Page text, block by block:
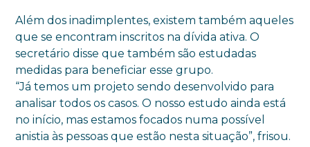
Além dos inadimplentes, existem também aqueles
que se encontram inscritos na dívida ativa. O
secretário disse que também são estudadas
medidas para beneficiar esse grupo.
“Já temos um projeto sendo desenvolvido para
analisar todos os casos. O nosso estudo ainda está
no início, mas estamos focados numa possível
anistia às pessoas que estão nesta situação”, frisou.